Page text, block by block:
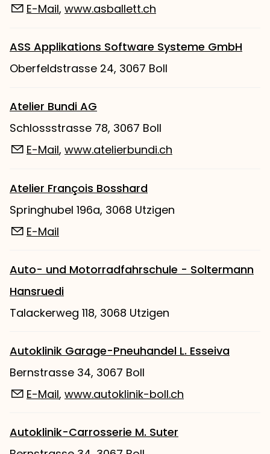
E-Mail, www.asballett.ch
ASS Applikations Software Systeme GmbH
Oberfeldstrasse 24, 3067 Boll
Atelier Bundi AG
Schlossstrasse 78, 3067 Boll
E-Mail, www.atelierbundi.ch
Atelier François Bosshard
Springhubel 196a, 3068 Utzigen
E-Mail
Auto- und Motorradfahrschule - Soltermann
Hansruedi
Talackerweg 118, 3068 Utzigen
Autoklinik Garage-Pneuhandel L. Esseiva
Bernstrasse 34, 3067 Boll
E-Mail, www.autoklinik-boll.ch
Autoklinik-Carrosserie M. Suter